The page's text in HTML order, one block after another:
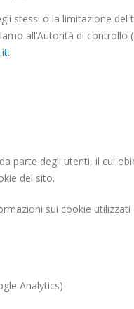
stessi o la limitazione
all’Autorità di controllo
.
parte degli utenti, il cui
del sito.
sui cookie utilizzati
Analytics)